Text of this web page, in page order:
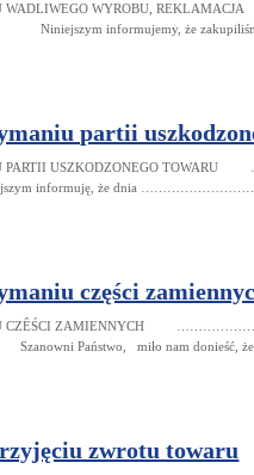
WADLIWEGO WYROBU,
informujemy, że zakupiliśmy u
partii
PARTII USZKODZONEGO
że dnia ………………………, na
części
CZÊŚCI ZAMIENNYCH
Państwo, miło nam donieść, że w
zwrotu towaru